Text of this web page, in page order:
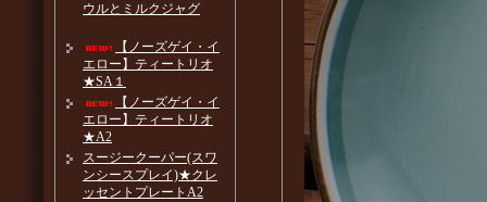
ウルとミルクジャグ
【ノーズゲイ・イ
エロー】ティートリオ
★SA１
【ノーズゲイ・イ
エロー】ティートリオ
★A2
スージークーパー(スワ
ンシースプレイ)★クレ
ッセントプレートA2